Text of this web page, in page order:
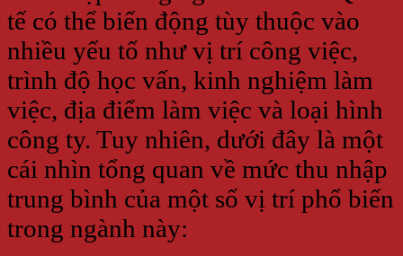
tế có thể biến động tùy thuộc vào
nhiều yếu tố như vị trí công việc,
trình độ học vấn, kinh nghiệm làm
việc, địa điểm làm việc và loại hình
công ty. Tuy nhiên, dưới đây là một
cái nhìn tổng quan về mức thu nhập
trung bình của một số vị trí phổ biến
trong ngành này: